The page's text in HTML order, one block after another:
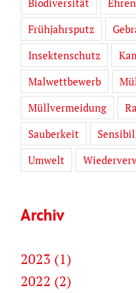
Biodiversität
Frühjahrsputz
Insektenschutz
Malwettbewerb
Müllvermeidung
Sauberkeit
Umwelt
Archiv
2023 (1)
2022 (2)